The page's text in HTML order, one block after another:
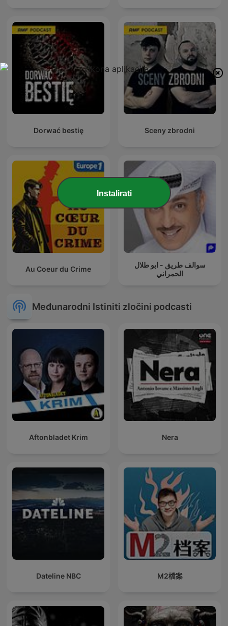
Dorwać bestię Sceny zbrodni
Au Coeur du Crime
سوالف طريق - ابو طلال
الحمراني
Međunarodni Istiniti zločini podcasti
Aftonbladet Krim Nera
Dateline NBC M2檔案
Instalirati